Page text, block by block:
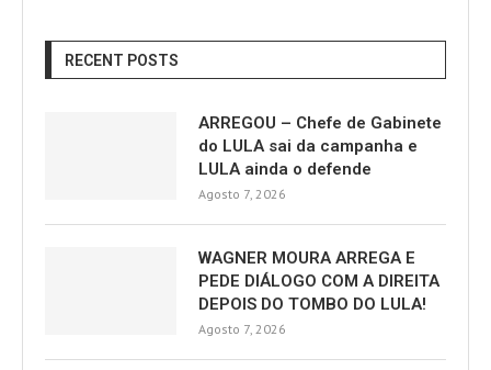
RECENT POSTS
ARREGOU – Chefe de Gabinete
do LULA sai da campanha e
LULA ainda o defende
Agosto 7, 2026
WAGNER MOURA ARREGA E
PEDE DIÁLOGO COM A DIREITA
DEPOIS DO TOMBO DO LULA!
Agosto 7, 2026